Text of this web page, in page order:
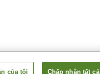
của tôi Chấp nhận tất cả